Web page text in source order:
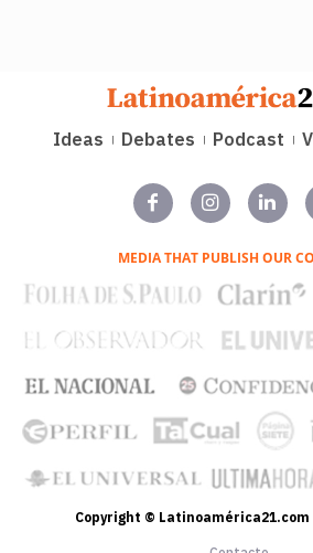
Ideas Debates Podcast
MEDIA THAT PUBLISH OUR
Copyright © Latinoamérica21.com